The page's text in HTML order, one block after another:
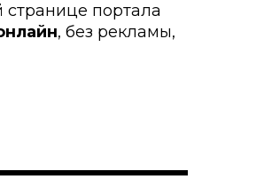
странице портала
, без рекламы,